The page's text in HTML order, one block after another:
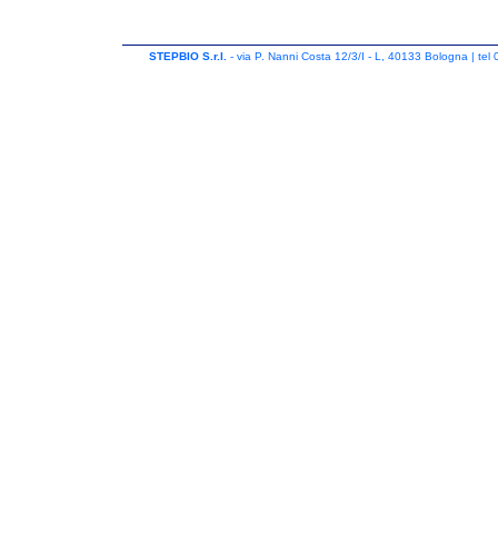
STEPBIO S.r.l. - via P. Nanni Costa 12/3/I - L, 40133 Bologna | tel